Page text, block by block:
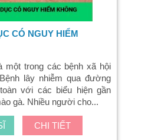
CÓ NGUY HIỂM
một trong các bệnh xã hội
lây nhiễm qua đường
với các biểu hiện gần
gà. Nhiều người cho...
CHI TIẾT